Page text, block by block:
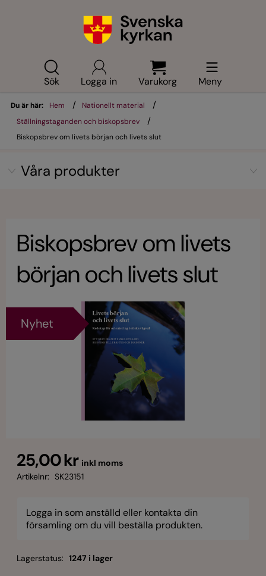
Sök Logga in Varukorg Meny
Du är här: Hem / Nationellt material /
Ställningstaganden och biskopsbrev /
Biskopsbrev om livets början och livets slut
Våra produkter
Biskopsbrev om livets
början och livets slut
Nyhet
25,00 kr inkl moms
Artikelnr: SK23151
Logga in som anställd eller kontakta din
församling om du vill beställa produkten.
Lagerstatus: 1247 i lager